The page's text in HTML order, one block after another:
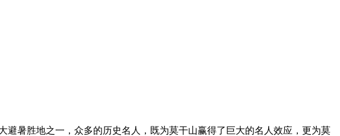
暑胜地之一，众多的历史名人，既为莫干山赢得了巨大的名人效应，更为莫